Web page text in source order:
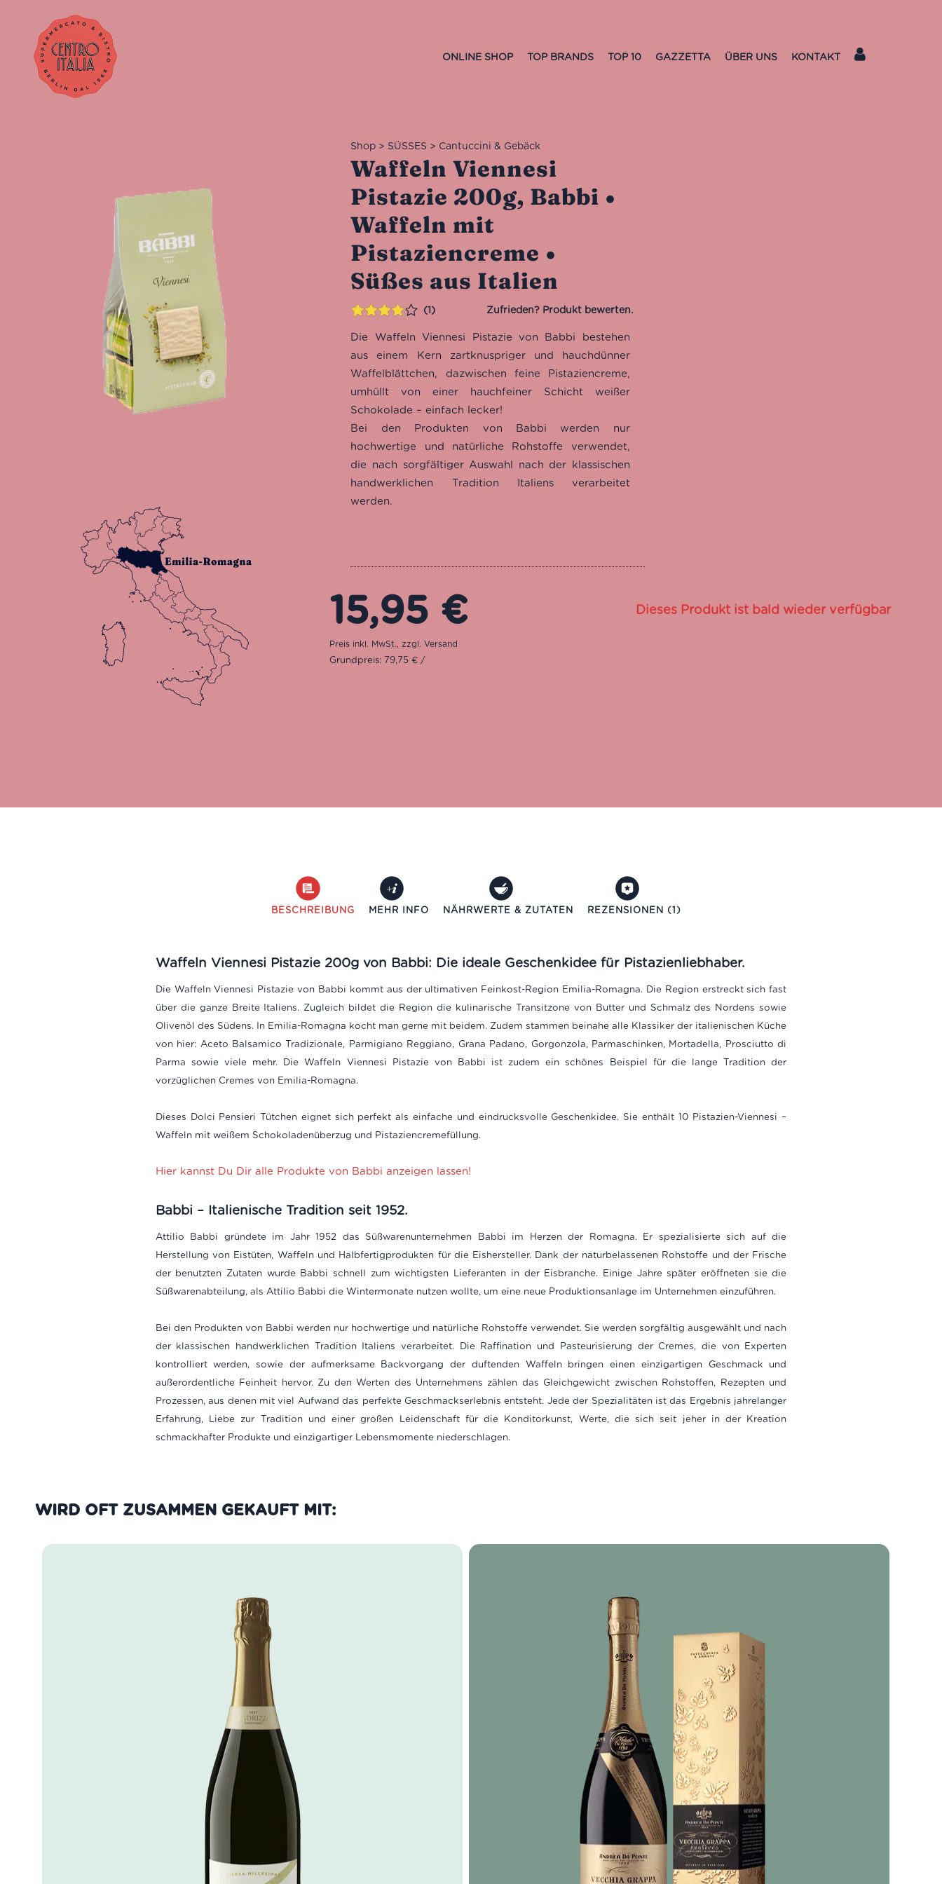
ONLINE SHOP TOP BRANDS TOP 10 GAZZETTA ÜBER UNS KONTAKT
Shop > SÜSSES > Cantuccini & Gebäck
Waffeln Viennesi
Pistazie 200g, Babbi •
Waffeln mit
Pistaziencreme •
Süßes aus Italien
mit
4.00
von 5,
basierend
auf
Kundenbewertung
1
Die Waffeln Viennesi Pistazie von Babbi bestehen
aus einem Kern zartknuspriger und hauchdünner
Waffelblättchen, dazwischen feine Pistaziencreme,
umhüllt von einer hauchfeiner Schicht weißer
Schokolade – einfach lecker!
Bei den Produkten von Babbi werden nur
hochwertige und natürliche Rohstoffe verwendet,
die nach sorgfältiger Auswahl nach der klassischen
handwerklichen Tradition Italiens verarbeitet
werden.
15,95 €
Grundpreis: 79,75 € /
Dieses Produkt ist bald wieder verfügbar
BESCHREIBUNG MEHR INFO NÄHRWERTE & ZUTATEN REZENSIONEN (1)
Waffeln Viennesi Pistazie 200g von Babbi: Die ideale Geschenkidee für Pistazienliebhaber.
Die Waffeln Viennesi Pistazie von Babbi kommt aus der ultimativen Feinkost-Region Emilia-Romagna. Die Region erstreckt sich fast
über die ganze Breite Italiens. Zugleich bildet die Region die kulinarische Transitzone von Butter und Schmalz des Nordens sowie
Olivenöl des Südens. In Emilia-Romagna kocht man gerne mit beidem. Zudem stammen beinahe alle Klassiker der italienischen Küche
von hier: Aceto Balsamico Tradizionale, Parmigiano Reggiano, Grana Padano, Gorgonzola, Parmaschinken, Mortadella, Prosciutto di
Parma sowie viele mehr. Die Waffeln Viennesi Pistazie von Babbi ist zudem ein schönes Beispiel für die lange Tradition der
vorzüglichen Cremes von Emilia-Romagna.
Dieses Dolci Pensieri Tütchen eignet sich perfekt als einfache und eindrucksvolle Geschenkidee. Sie enthält 10 Pistazien-Viennesi –
Waffeln mit weißem Schokoladenüberzug und Pistaziencremefüllung.
Hier kannst Du Dir alle Produkte von Babbi anzeigen lassen!
Babbi – Italienische Tradition seit 1952.
Attilio Babbi gründete im Jahr 1952 das Süßwarenunternehmen Babbi im Herzen der Romagna. Er spezialisierte sich auf die
Herstellung von Eistüten, Waffeln und Halbfertigprodukten für die Eishersteller. Dank der naturbelassenen Rohstoffe und der Frische
der benutzten Zutaten wurde Babbi schnell zum wichtigsten Lieferanten in der Eisbranche. Einige Jahre später eröffneten sie die
Süßwarenabteilung, als Attilio Babbi die Wintermonate nutzen wollte, um eine neue Produktionsanlage im Unternehmen einzuführen.
Bei den Produkten von Babbi werden nur hochwertige und natürliche Rohstoffe verwendet. Sie werden sorgfältig ausgewählt und nach
der klassischen handwerklichen Tradition Italiens verarbeitet. Die Raffination und Pasteurisierung der Cremes, die von Experten
kontrolliert werden, sowie der aufmerksame Backvorgang der duftenden Waffeln bringen einen einzigartigen Geschmack und
außerordentliche Feinheit hervor. Zu den Werten des Unternehmens zählen das Gleichgewicht zwischen Rohstoffen, Rezepten und
Prozessen, aus denen mit viel Aufwand das perfekte Geschmackserlebnis entsteht. Jede der Spezialitäten ist das Ergebnis jahrelanger
Erfahrung, Liebe zur Tradition und einer großen Leidenschaft für die Konditorkunst, Werte, die sich seit jeher in der Kreation
schmackhafter Produkte und einzigartiger Lebensmomente niederschlagen.
WIRD OFT ZUSAMMEN GEKAUFT MIT: